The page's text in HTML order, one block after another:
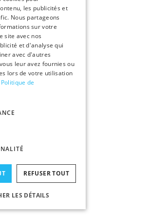
les publicités et
Nous partageons
sur votre
site avec nos
et d'analyse qui
avec d'autres
leur avez fournies ou
lors de votre utilisation
Politique de
REFUSER TOUT
LES DÉTAILS